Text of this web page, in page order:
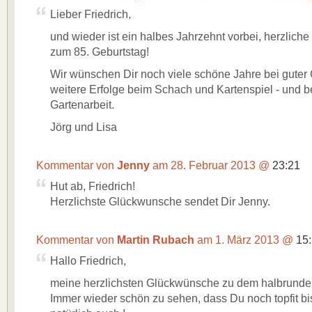
Lieber Friedrich,
und wieder ist ein halbes Jahrzehnt vorbei,
zum 85. Geburtstag!
Wir wünschen Dir noch viele schöne Jahre bei guter
weitere Erfolge beim Schach und Kartenspiel - und
Gartenarbeit.
Jörg und Lisa
Kommentar von Jenny am 28. Februar 2013 @ 23:21
Hut ab, Friedrich!
Herzlichste Glückwunsche sendet Dir Jenny.
Kommentar von Martin Rubach am 1. März 2013 @
Hallo Friedrich,
meine herzlichsten Glückwünsche zu dem
Immer wieder schön zu sehen, dass Du noch topfit